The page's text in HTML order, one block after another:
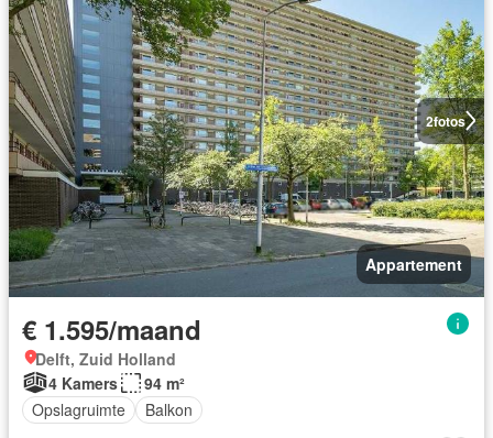
2fotos
Appartement
€ 1.595/maand
Delft, Zuid Holland
4 Kamers
94 m²
Opslagruimte
Balkon